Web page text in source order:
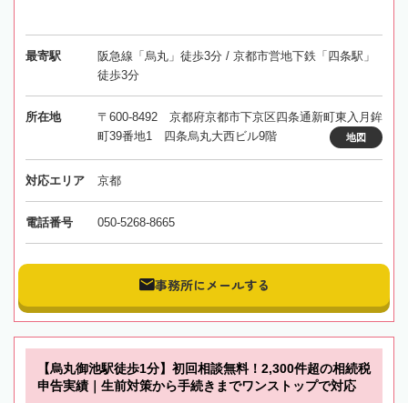
最寄駅
阪急線「烏丸」徒歩3分 / 京都市営地下鉄「四条駅」
徒歩3分
所在地
〒600-8492 京都府京都市下京区四条通新町東入月鉾
町39番地1 四条烏丸大西ビル9階
地図
対応エリア 京都
電話番号 050-5268-8665
事務所にメールする
【烏丸御池駅徒歩1分】初回相談無料！2,300件超の相続税
申告実績｜生前対策から手続きまでワンストップで対応